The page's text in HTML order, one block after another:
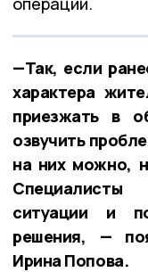
—Так, если
характера
приезжать в
озвучить
на них можно,
ситуации и
решения, —
Ирина Попова.